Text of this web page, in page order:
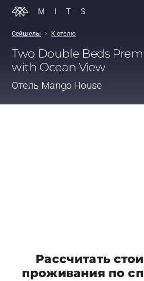
MITS
Сейшелы › К отелю
Two Double Beds
with Ocean View
Отель Mango House
Рассчитать
проживания по